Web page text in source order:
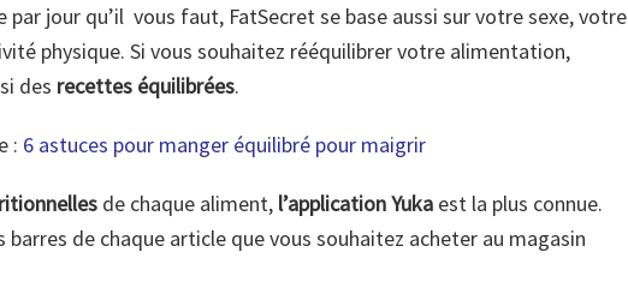
par jour qu’il vous faut, FatSecret se base aussi sur votre sexe, votre
physique. Si vous souhaitez rééquilibrer votre alimentation,
des recettes équilibrées.
: 6 astuces pour manger équilibré pour maigrir
de chaque aliment, l’application Yuka est la plus connue.
barres de chaque article que vous souhaitez acheter au magasin